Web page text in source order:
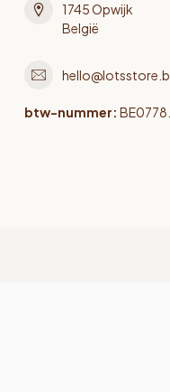
1745 Opwijk
België
btw-nummer: